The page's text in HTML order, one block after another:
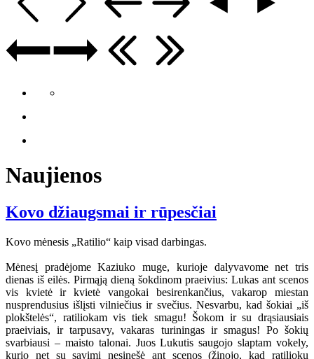
Naujienos
Kovo džiaugsmai ir rūpesčiai
Kovo mėnesis „Ratilio“ kaip visad darbingas.
Mėnesį pradėjome Kaziuko muge, kurioje dalyvavome net tris
dienas iš eilės. Pirmąją dieną šokdinom praeivius: Lukas ant scenos
vis kvietė ir kvietė vangokai besirenkančius, vakarop miestan
nusprendusius išlįsti vilniečius ir svečius. Nesvarbu, kad šokiai „iš
plokštelės“, ratiliokam vis tiek smagu! Šokom ir su drąsiausiais
praeiviais, ir tarpusavy, vakaras turiningas ir smagus! Po šokių
svarbiausi – maisto talonai. Juos Lukutis saugojo slaptam vokely,
kurio net su savimi nesinešė ant scenos (žinojo, kad ratiliokų